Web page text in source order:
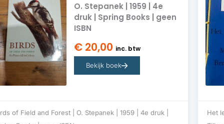
O. Stepanek | 1959 | 4e
druk | Spring Books | geen
ISBN
€ 20,00 inc. btw
Bekijk boek
of Field and Forest | O. Stepanek | 1959 | 4e druk |
Het